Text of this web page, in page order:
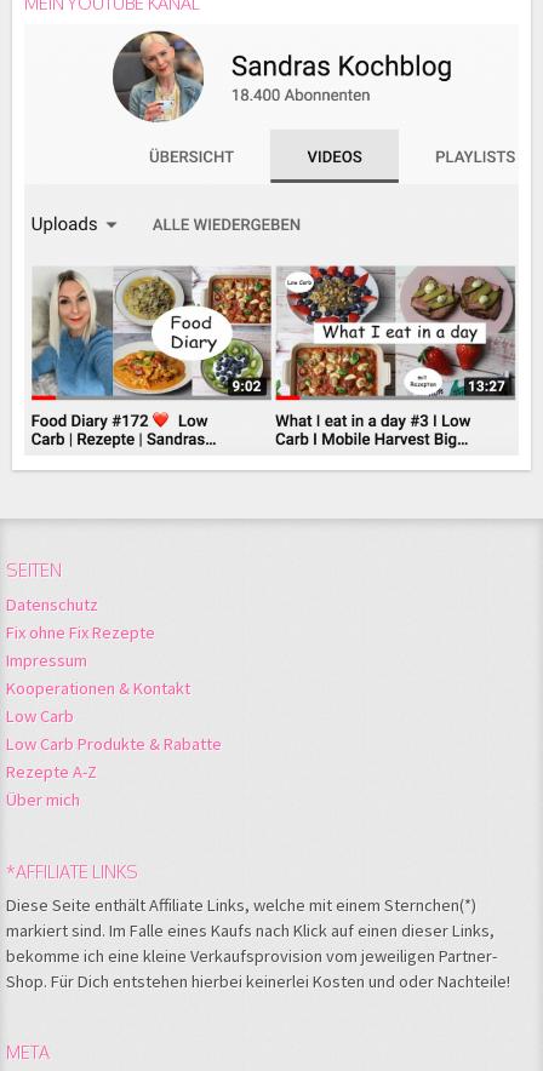
SEITEN
Datenschutz
Fix ohne Fix Rezepte
Impressum
Kooperationen & Kontakt
Low Carb
Low Carb Produkte & Rabatte
Rezepte A-Z
Über mich
*AFFILIATE LINKS
Diese Seite enthält Affiliate Links, welche mit einem Sternchen(*)
markiert sind. Im Falle eines Kaufs nach Klick auf einen dieser Links,
bekomme ich eine kleine Verkaufsprovision vom jeweiligen Partner-
Shop. Für Dich entstehen hierbei keinerlei Kosten und oder Nachteile!
META